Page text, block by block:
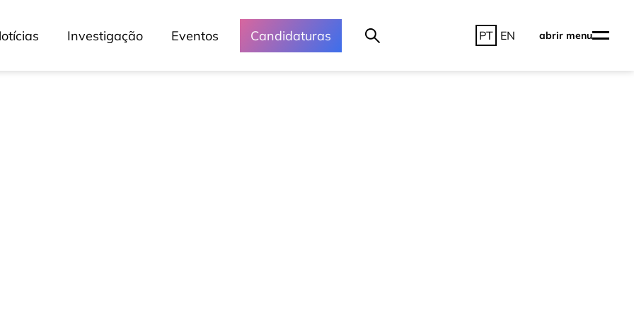
Investigação Eventos Candidaturas PT EN abrir menu